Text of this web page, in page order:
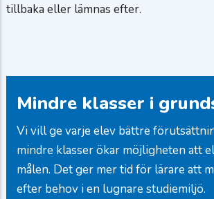
tillbaka eller lämnas efter.
Mindre klasser i
Vi vill ge varje elev bättre
mindre klasser ökar möjligheten att
målen. Det ger mer tid för lärare att
efter behov i en lugnare studiemiljö.